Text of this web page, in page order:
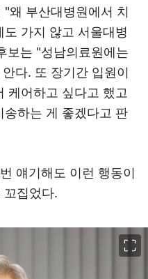
왜 부산대병원에서 치
가지 않고 서울대병
보는 "성남의료원에는
다. 또 장기간 입원이
케어하고 싶다고 했고
하는 게 좋겠다고 판
얘기해도 이런 행동이
꼬집었다.